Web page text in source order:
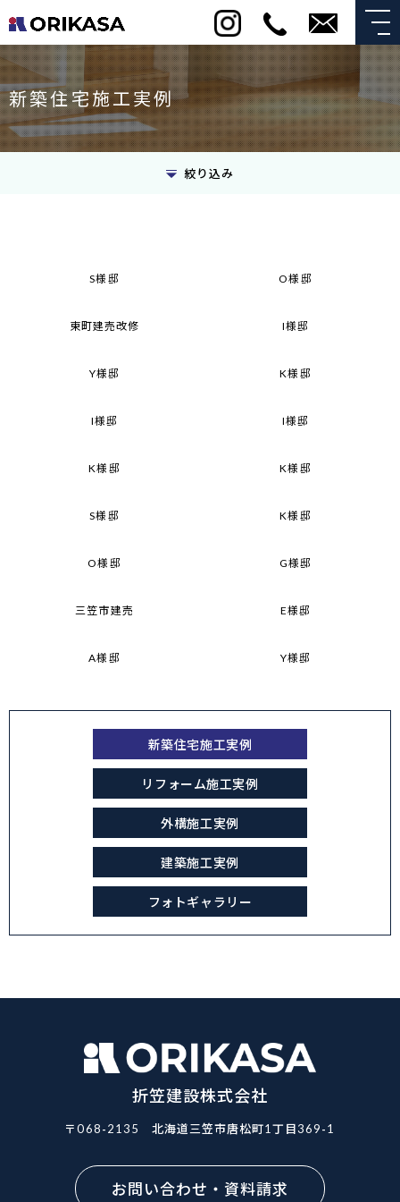
新築住宅施工実例
絞り込み
S様邸 O様邸
東町建売改修 I様邸
Y様邸 K様邸
I様邸 I様邸
K様邸 K様邸
S様邸 K様邸
O様邸 G様邸
三笠市建売 E様邸
A様邸 Y様邸
新築住宅施工実例
リフォーム施工実例
外構施工実例
建築施工実例
フォトギャラリー
折笠建設株式会社
〒068-2135 北海道三笠市唐松町1丁目369-1
お問い合わせ・資料請求